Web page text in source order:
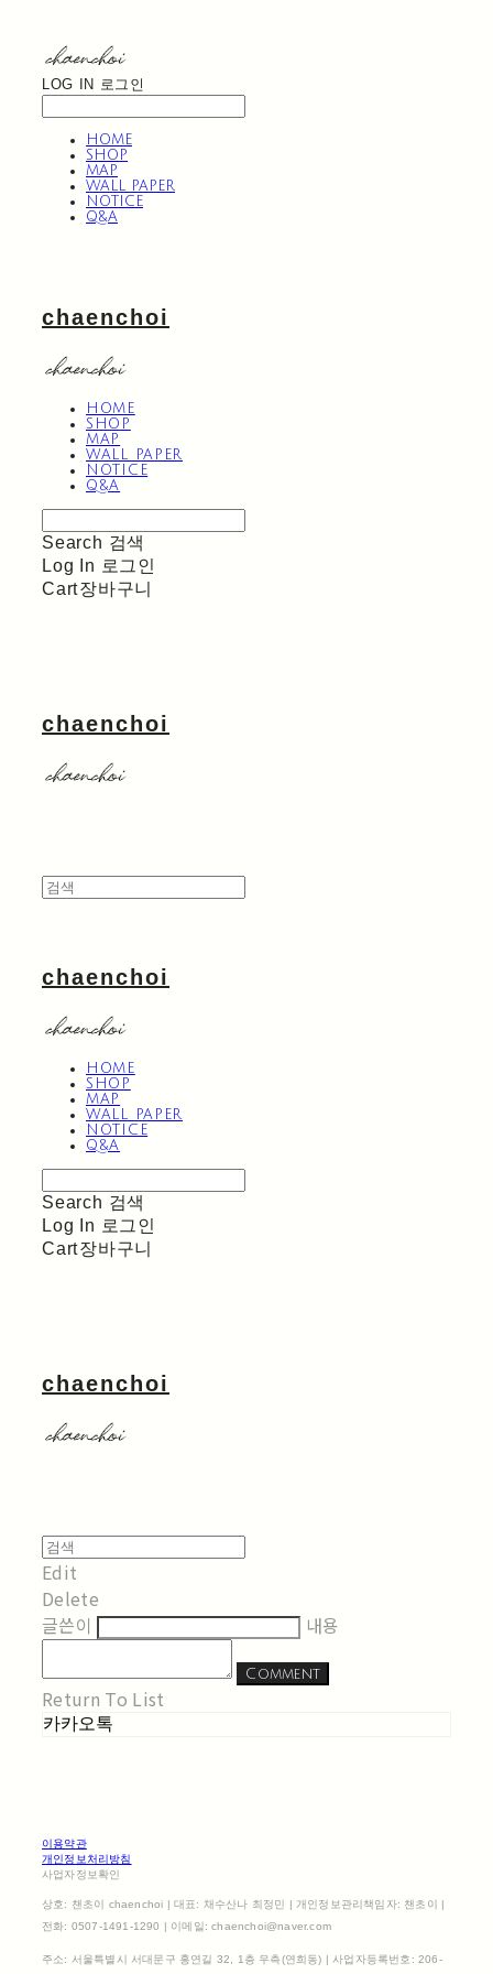
LOG IN 로그인
HOME
SHOP
MAP
WALL PAPER
NOTICE
Q&A
chaenchoi
HOME
SHOP
MAP
WALL PAPER
NOTICE
Q&A
Search 검색
Log In 로그인
Cart장바구니
chaenchoi
chaenchoi
HOME
SHOP
MAP
WALL PAPER
NOTICE
Q&A
Search 검색
Log In 로그인
Cart장바구니
chaenchoi
Edit
Delete
글쓴이
내용
Comment
Return To List
카카오톡
이용약관
개인정보처리방침
사업자정보확인
상호: 챈초이 chaenchoi | 대표: 채수산나 최정민 | 개인정보관리책임자: 챈초이 |
전화: 0507-1491-1290 | 이메일: chaenchoi@naver.com
주소: 서울특별시 서대문구 홍연길 32, 1층 우측(연희동) | 사업자등록번호: 206-